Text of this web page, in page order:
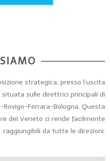
strategica, presso l’uscita
sulle direttrici principali di
Rovigo-Ferrara-Bologna. Questa
del Veneto ci rende facilmente
raggiungibili da tutte le direzioni.